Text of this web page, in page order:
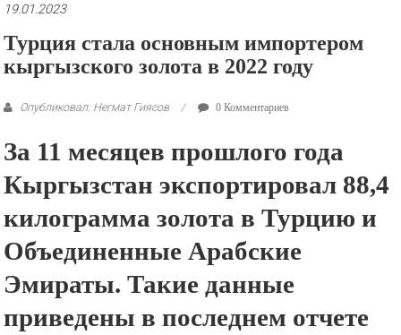
19.01.2023
Турция стала основным импортером
кыргызского золота в 2022 году
Опубликовал: Негмат Гиясов 0 Комментариев
За 11 месяцев прошлого года
Кыргызстан экспортировал 88,4
килограмма золота в Турцию и
Объединенные Арабские
Эмираты. Такие данные
приведены в последнем отчете